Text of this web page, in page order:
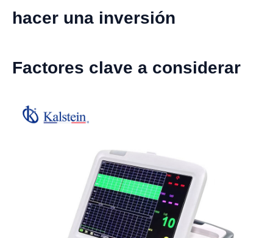
hacer una inversión
Factores clave a considerar